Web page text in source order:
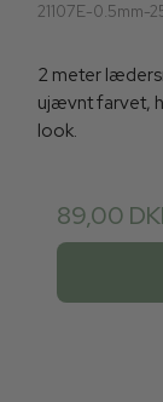
21107E-0.5mm-
2 meter
ujævnt farvet,
look.
89,00